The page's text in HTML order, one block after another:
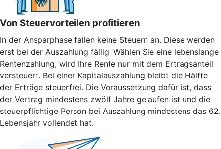
Von Steuervorteilen profitieren
In der Ansparphase fallen keine Steuern an. Diese werden
erst bei der Auszahlung fällig. Wählen Sie eine lebenslange
Rentenzahlung, wird Ihre Rente nur mit dem Ertragsanteil
versteuert. Bei einer Kapitalauszahlung bleibt die Hälfte
der Erträge steuerfrei. Die Voraussetzung dafür ist, dass
der Vertrag mindestens zwölf Jahre gelaufen ist und die
steuerpflichtige Person bei Auszahlung mindestens das 62.
Lebensjahr vollendet hat.